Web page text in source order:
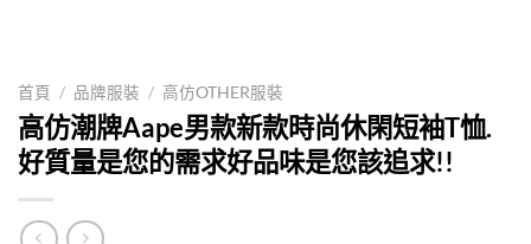
首頁 / 品牌服裝 / 高仿OTHER服裝
高仿潮牌Aape男款新款時尚休閑短袖T恤.
好質量是您的需求好品味是您該追求!!